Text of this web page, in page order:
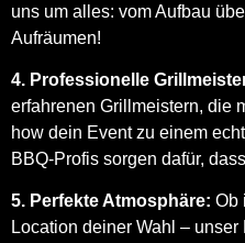
uns um alles: vom Aufbau
Aufräumen!
4. Professionelle
erfahrenen Grillmeistern, die
how dein Event zu einem
BBQ-Profis sorgen dafür,
5. Perfekte Atmosphäre: Ob
Location deiner Wahl –